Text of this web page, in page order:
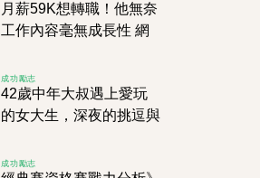
月薪59K想轉職！他無奈
工作內容毫無成長性 網
成功勵志
42歲中年大叔遇上愛玩
的女大生，深夜的挑逗與
燃激情！
成功勵志